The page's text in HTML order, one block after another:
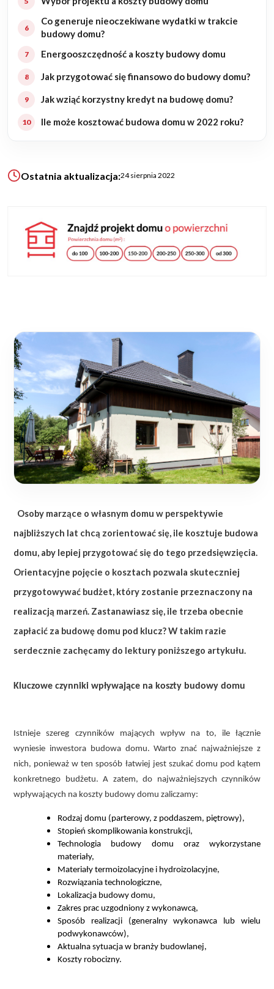
KALKULATOR BUDOWY
BLOG
KONAKT
Co generuje nieoczekiwane wydatki w trakcie
budowy domu?
Energooszczędność a koszty budowy domu
Jak przygotować się finansowo do budowy domu?
Jak wziąć korzystny kredyt na budowę domu?
Ile może kosztować budowa domu w 2022 roku?
Ostatnia aktualizacja:24 sierpnia 2022
Osoby marzące o własnym domu w perspektywie
najbliższych lat chcą zorientować się, ile kosztuje budowa
domu, aby lepiej przygotować się do tego przedsięwzięcia.
Orientacyjne pojęcie o kosztach pozwala skuteczniej
przygotowywać budżet, który zostanie przeznaczony na
realizacją marzeń. Zastanawiasz się, ile trzeba obecnie
zapłacić za budowę domu pod klucz? W takim razie
serdecznie zachęcamy do lektury poniższego artykułu.
Kluczowe czynniki wpływające na koszty budowy domu
Istnieje szereg czynników mających wpływ na to, ile łącznie
wyniesie inwestora budowa domu. Warto znać najważniejsze z
nich, ponieważ w ten sposób łatwiej jest szukać domu pod kątem
konkretnego budżetu. A zatem, do najważniejszych czynników
wpływających na koszty budowy domu zaliczamy:
Rodzaj domu (parterowy, z poddaszem, piętrowy),
Stopień skomplikowania konstrukcji,
Technologia budowy domu oraz wykorzystane
materiały,
Materiały termoizolacyjne i hydroizolacyjne,
Rozwiązania technologiczne,
Lokalizacja budowy domu,
Zakres prac uzgodniony z wykonawcą,
Sposób realizacji (generalny wykonawca lub wielu
podwykonawców),
Aktualna sytuacja w branży budowlanej,
Koszty robocizny.